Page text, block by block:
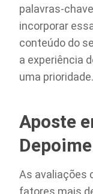
palavras-
incorporar
conteúdo do
a experiência
uma prioridade.
Aposte
As avaliações